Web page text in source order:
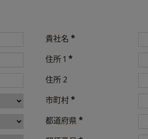
貴社名 *
住所 1 *
住所 2
市町村*
都道府県 *